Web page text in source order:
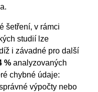
šetření, v rámci
studií lze
i závadné pro další
% analyzovaných
chybné údaje:
výpočty nebo